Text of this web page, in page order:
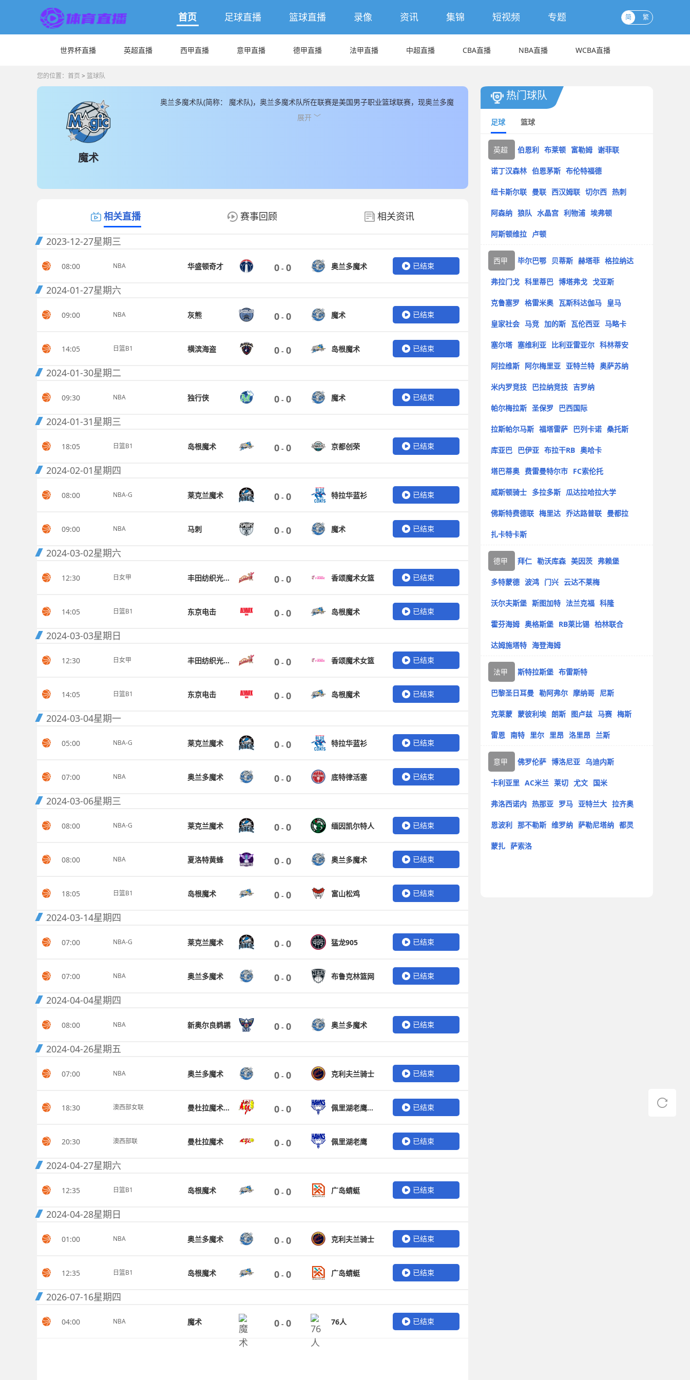
首页 足球直播 篮球直播 录像 资讯 集锦 短视频 专题 简 繁
世界杯直播 英超直播 西甲直播 意甲直播 德甲直播 法甲直播 中超直播 CBA直播 NBA直播 WCBA直播
您的位置： 首页 > 篮球队
魔术
奥兰多魔术队(简称： 魔术队)，奥兰多魔术队所在联赛是美国男子职业篮球联赛，现奥兰多魔
术队主教练是由贾马尔.莫斯利带领，奥兰多魔术队是奥兰多市(州)的职业篮球队，JRS直播为您
提供最新奥兰多魔术队的数据和信息，JRS直播同时为您提供最新的奥兰多魔术队直播数据。
展开 ﹀
相关直播 赛事回顾 相关资讯
2023-12-27星期三
08:00 NBA 华盛顿奇才 0 - 0 奥兰多魔术 已结束
2024-01-27星期六
09:00 NBA 灰熊 0 - 0 魔术 已结束
14:05 日篮B1 横滨海盗 0 - 0 岛根魔术 已结束
2024-01-30星期二
09:30 NBA 独行侠 0 - 0 魔术 已结束
2024-01-31星期三
18:05 日篮B1 岛根魔术 0 - 0 京都创荣 已结束
2024-02-01星期四
08:00 NBA-G 莱克兰魔术 0 - 0 特拉华蓝衫 已结束
09:00 NBA 马刺 0 - 0 魔术 已结束
2024-03-02星期六
12:30 日女甲 丰田纺织光兔女篮 0 - 0 香颂魔术女篮 已结束
14:05 日篮B1 东京电击 0 - 0 岛根魔术 已结束
2024-03-03星期日
12:30 日女甲 丰田纺织光兔女篮 0 - 0 香颂魔术女篮 已结束
14:05 日篮B1 东京电击 0 - 0 岛根魔术 已结束
2024-03-04星期一
05:00 NBA-G 莱克兰魔术 0 - 0 特拉华蓝衫 已结束
07:00 NBA 奥兰多魔术 0 - 0 底特律活塞 已结束
2024-03-06星期三
08:00 NBA-G 莱克兰魔术 0 - 0 缅因凯尔特人 已结束
08:00 NBA 夏洛特黄蜂 0 - 0 奥兰多魔术 已结束
18:05 日篮B1 岛根魔术 0 - 0 富山松鸡 已结束
2024-03-14星期四
07:00 NBA-G 莱克兰魔术 0 - 0 猛龙905 已结束
07:00 NBA 奥兰多魔术 0 - 0 布鲁克林篮网 已结束
2024-04-04星期四
08:00 NBA 新奥尔良鹈鹕 0 - 0 奥兰多魔术 已结束
2024-04-26星期五
07:00 NBA 奥兰多魔术 0 - 0 克利夫兰骑士 已结束
18:30 澳西部女联 曼杜拉魔术女篮 0 - 0 佩里湖老鹰女篮 已结束
20:30 澳西部联 曼杜拉魔术 0 - 0 佩里湖老鹰 已结束
2024-04-27星期六
12:35 日篮B1 岛根魔术 0 - 0 广岛蜻蜓 已结束
2024-04-28星期日
01:00 NBA 奥兰多魔术 0 - 0 克利夫兰骑士 已结束
12:35 日篮B1 岛根魔术 0 - 0 广岛蜻蜓 已结束
2026-07-16星期四
04:00 NBA 魔术 0 - 0 76人 已结束
热门球队
足球 篮球
英超 伯恩利 布莱顿 富勒姆 谢菲联
诺丁汉森林 伯恩茅斯 布伦特福德
纽卡斯尔联 曼联 西汉姆联 切尔西 热刺
阿森纳 狼队 水晶宫 利物浦 埃弗顿
阿斯顿维拉 卢顿
西甲 毕尔巴鄂 贝蒂斯 赫塔菲 格拉纳达
弗拉门戈 科里蒂巴 博塔弗戈 戈亚斯
克鲁塞罗 格雷米奥 瓦斯科达伽马 皇马
皇家社会 马竞 加的斯 瓦伦西亚 马略卡
塞尔塔 塞维利亚 比利亚雷亚尔 科林蒂安
阿拉维斯 阿尔梅里亚 亚特兰特 奥萨苏纳
米内罗竞技 巴拉纳竞技 吉罗纳
帕尔梅拉斯 圣保罗 巴西国际
拉斯帕尔马斯 福塔雷萨 巴列卡诺 桑托斯
库亚巴 巴伊亚 布拉干RB 奥哈卡
塔巴蒂奥 费雷曼特尔市 FC索伦托
威斯顿骑士 多拉多斯 瓜达拉哈拉大学
佛斯特费德联 梅里达 乔达路普联 曼都拉
扎卡特卡斯
德甲 拜仁 勒沃库森 美因茨 弗赖堡
多特蒙德 波鸿 门兴 云达不莱梅
沃尔夫斯堡 斯图加特 法兰克福 科隆
霍芬海姆 奥格斯堡 RB莱比锡 柏林联合
达姆施塔特 海登海姆
法甲 斯特拉斯堡 布雷斯特
巴黎圣日耳曼 勒阿弗尔 摩纳哥 尼斯
克莱蒙 蒙彼利埃 朗斯 图卢兹 马赛 梅斯
雷恩 南特 里尔 里昂 洛里昂 兰斯
意甲 佛罗伦萨 博洛尼亚 乌迪内斯
卡利亚里 AC米兰 莱切 尤文 国米
弗洛西诺内 热那亚 罗马 亚特兰大 拉齐奥
恩波利 那不勒斯 维罗纳 萨勒尼塔纳 都灵
蒙扎 萨索洛